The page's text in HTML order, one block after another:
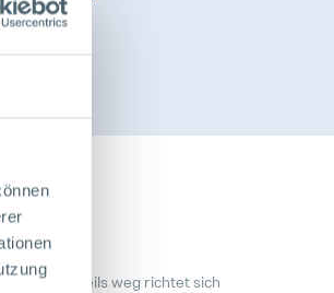
eines Bauteils weg richtet sich